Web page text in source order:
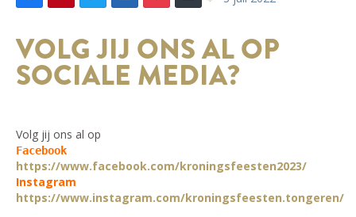
VOLG JIJ ONS AL OP
SOCIALE MEDIA?
Volg jij ons al op
Facebook
https://www.facebook.com/kroningsfeesten2023/
Instagram
https://www.instagram.com/kroningsfeesten.tongeren/